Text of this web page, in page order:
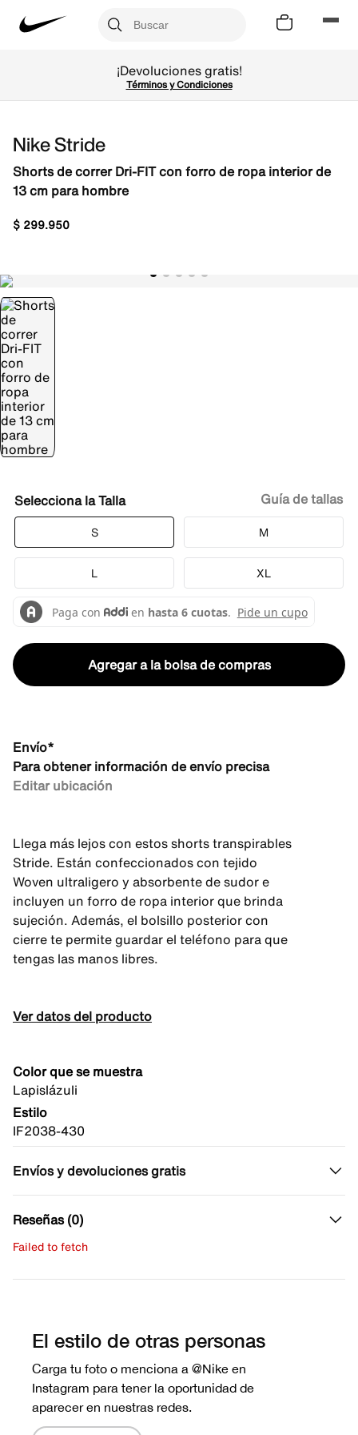
¡Devoluciones gratis!
Términos y Condiciones
Nike Stride
Shorts de correr Dri-FIT con forro de ropa interior de
13 cm para hombre
$ 299.950
Talla
S M
L XL
Guía de tallas
Agregar a la bolsa de compras
Envío*
Para obtener información de envío precisa
Editar ubicación
Llega más lejos con estos shorts transpirables
Stride. Están confeccionados con tejido
Woven ultraligero y absorbente de sudor e
incluyen un forro de ropa interior que brinda
sujeción. Además, el bolsillo posterior con
cierre te permite guardar el teléfono para que
tengas las manos libres.
Ver datos del producto
Color que se muestra
Lapislázuli
Estilo
IF2038-430
Envíos y devoluciones gratis
Reseñas (0)
Failed to fetch